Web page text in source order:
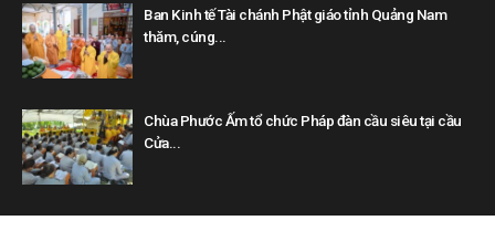
Ban Kinh tế Tài chánh Phật giáo tỉnh Quảng Nam
thăm, cúng...
Chùa Phước Ấm tổ chức Pháp đàn cầu siêu tại cầu
Cửa...